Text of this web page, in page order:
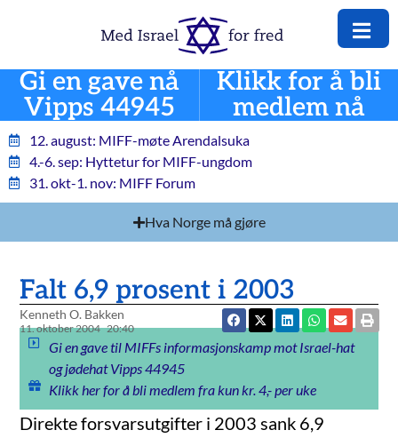
Gi en gave nå
Vipps 44945
Klikk for å bli
medlem nå
12. august: MIFF-møte Arendalsuka
4.-6. sep: Hyttetur for MIFF-ungdom
31. okt-1. nov: MIFF Forum
Hva Norge må gjøre
Falt 6,9 prosent i 2003
Kenneth O. Bakken
11. oktober 2004 20:40
Gi en gave til MIFFs informasjonskamp mot Israel-hat
og jødehat Vipps 44945
Klikk her for å bli medlem fra kun kr. 4,- per uke
Direkte forsvarsutgifter i 2003 sank 6,9